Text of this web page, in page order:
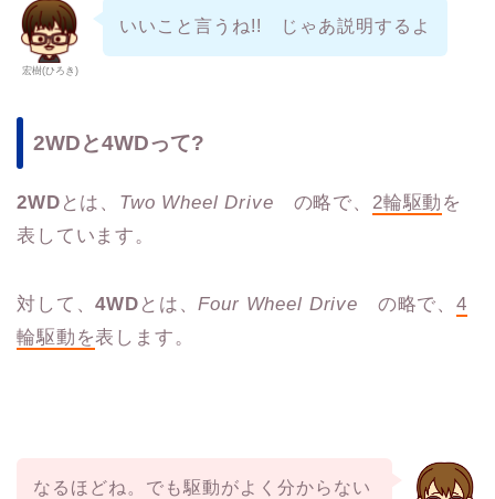
宏樹(ひろき)
いいこと言うね!! じゃあ説明するよ
2WDと4WDって?
2WD とは、 Two Wheel Drive の略で、 2輪駆動 を
表しています。
対して、4WD とは、Four Wheel Drive の略で、4
輪駆動を表します。
なるほどね。でも駆動がよく分からない